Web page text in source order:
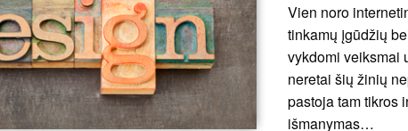
Vien noro
tinkamų įgūdžių
vykdomi veiksmai
neretai šių žinių
pastoja tam tikros
išmanymas…